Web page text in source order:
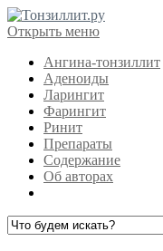
Открыть меню
Ангина-тонзиллит
Аденоиды
Ларингит
Фарингит
Ринит
Препараты
Содержание
Об авторах